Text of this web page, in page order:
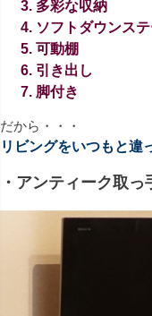
多彩な収納
ソフトダウンス
可動棚
引き出し
脚付き
だから・・・
リビングをいつもと違
・アンティーク取っ